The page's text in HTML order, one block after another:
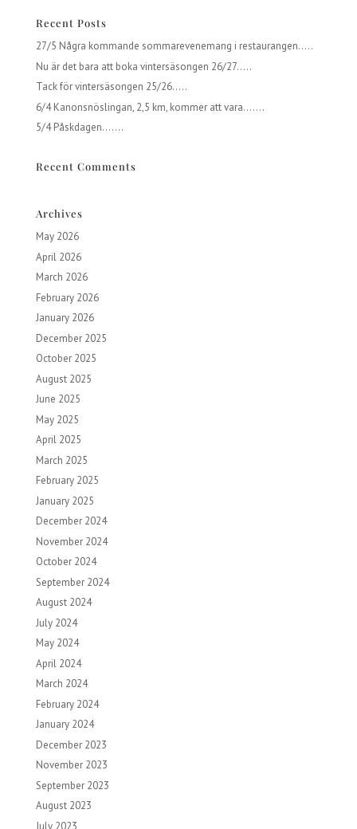
Recent Posts
27/5 Några kommande sommarevenemang i restaurangen…..
Nu är det bara att boka vintersäsongen 26/27…..
Tack för vintersäsongen 25/26…..
6/4 Kanonsnöslingan, 2,5 km, kommer att vara…….
5/4 Påskdagen…….
Recent Comments
Archives
May 2026
April 2026
March 2026
February 2026
January 2026
December 2025
October 2025
August 2025
June 2025
May 2025
April 2025
March 2025
February 2025
January 2025
December 2024
November 2024
October 2024
September 2024
August 2024
July 2024
May 2024
April 2024
March 2024
February 2024
January 2024
December 2023
November 2023
September 2023
August 2023
July 2023